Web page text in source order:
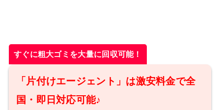
すぐに粗大ゴミを大量に回収可能！
「片付けエージェント」は激安料金で全
国・即日対応可能♪